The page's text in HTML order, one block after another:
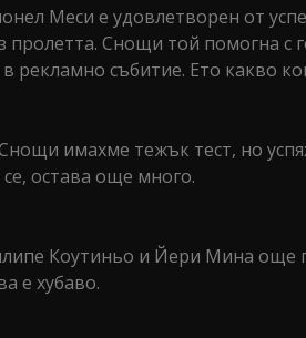
Меси е удовлетворен от
Снощи той помогна с
в рекламно събитие. Ето какво
имахме тежък тест, но
остава още много.
Коутиньо и Йери Мина още
е хубаво.